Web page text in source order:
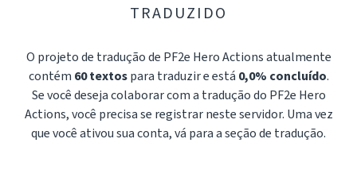
TRADUZIDO
O projeto de tradução de PF2e Hero Actions atualmente
contém 60 textospara traduzir e está 0,0% concluído.
Se você deseja colaborar com a tradução do PF2e Hero
Actions, você precisa se registrar neste servidor. Uma vez
que você ativou sua conta, vá para a seção de tradução.